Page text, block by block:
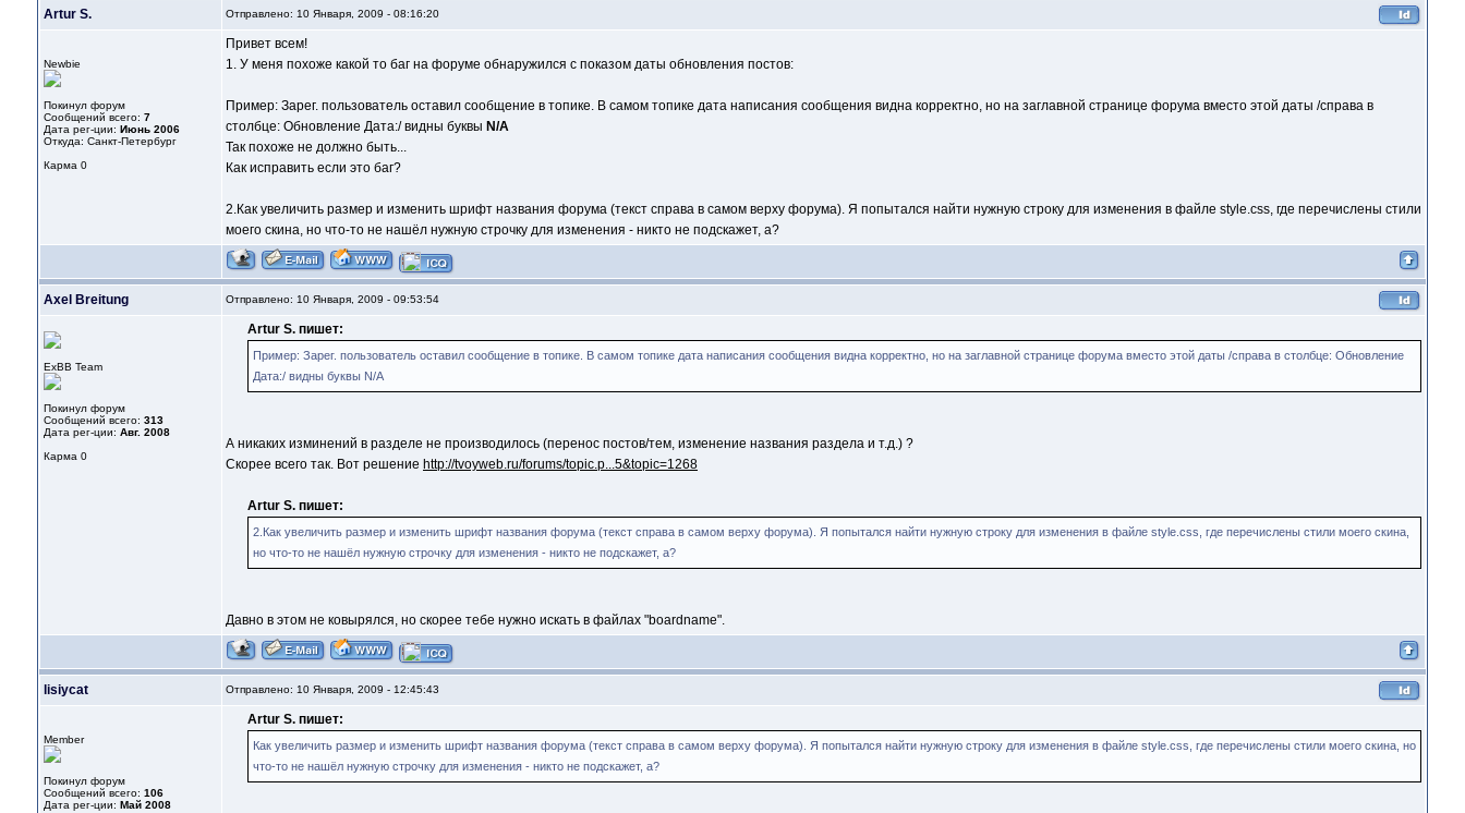
Artur S. Отправлено: 10 Января, 2009 - 08:16:20
Newbie
Покинул форум
Сообщений всего: 7
Дата рег-ции: Июнь 2006
Откуда: Санкт-Петербург
Карма 0
Привет всем!
1. У меня похоже какой то баг на форуме обнаружился с показом даты обновления постов:
Пример: Зарег. пользователь оставил сообщение в топике. В самом топике дата написания сообщения видна корректно, но на заглавной странице форума вместо этой даты /справа в
столбце: Обновление Дата:/ видны буквы N/A
Так похоже не должно быть...
Как исправить если это баг?
2.Как увеличить размер и изменить шрифт названия форума (текст справа в самом верху форума). Я попытался найти нужную строку для изменения в файле style.css, где перечислены стили
моего скина, но что-то не нашёл нужную строчку для изменения - никто не подскажет, а?
Axel Breitung Отправлено: 10 Января, 2009 - 09:53:54
ExBB Team
Покинул форум
Сообщений всего: 313
Дата рег-ции: Авг. 2008
Карма 0
Artur S. пишет:
Пример: Зарег. пользователь оставил сообщение в топике. В самом топике дата написания сообщения видна корректно, но на заглавной странице форума вместо этой даты /справа в столбце: Обновление
Дата:/ видны буквы N/A
А никаких изминений в разделе не производилось (перенос постов/тем, изменение названия раздела и т.д.) ?
Скорее всего так. Вот решение http://tvoyweb.ru/forums/topic.p...5&topic=1268
Artur S. пишет:
2.Как увеличить размер и изменить шрифт названия форума (текст справа в самом верху форума). Я попытался найти нужную строку для изменения в файле style.css, где перечислены стили моего скина,
но что-то не нашёл нужную строчку для изменения - никто не подскажет, а?
Давно в этом не ковырялся, но скорее тебе нужно искать в файлах "boardname".
lisiycat Отправлено: 10 Января, 2009 - 12:45:43
Member
Покинул форум
Сообщений всего: 106
Дата рег-ции: Май 2008
Artur S. пишет:
Как увеличить размер и изменить шрифт названия форума (текст справа в самом верху форума). Я попытался найти нужную строку для изменения в файле style.css, где перечислены стили моего скина, но
что-то не нашёл нужную строчку для изменения - никто не подскажет, а?